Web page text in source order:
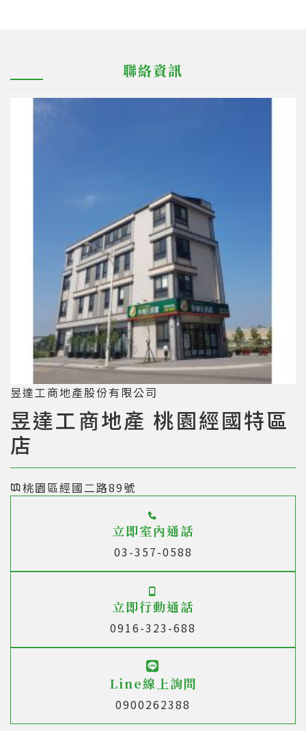
聯絡資訊
昱達工商地產股份有限公司
昱達工商地產 桃園經國特區
店
桃園區經國二路89號
立即室內通話
03-357-0588
立即行動通話
0916-323-688
Line線上詢問
0900262388